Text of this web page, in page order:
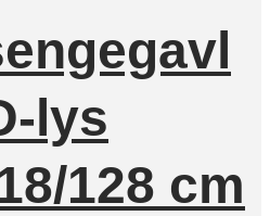
lys
128 cm